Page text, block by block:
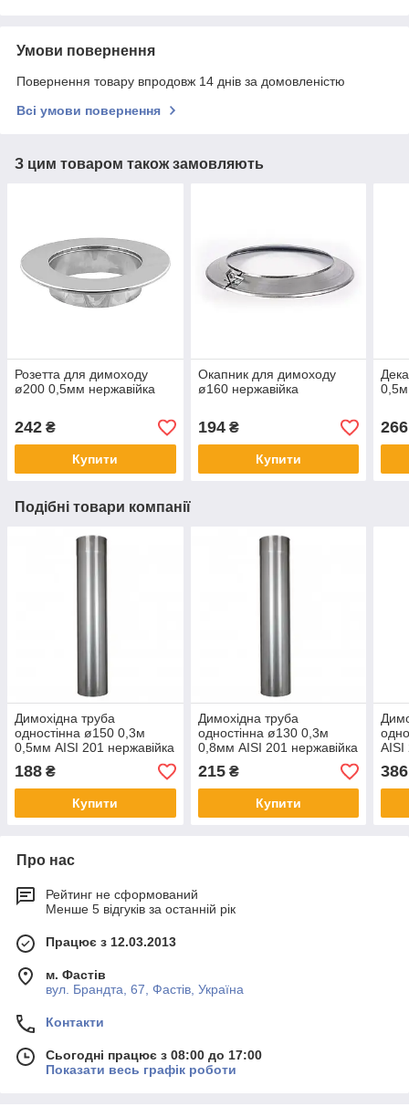
Умови повернення
Повернення товару впродовж 14 днів за домовленістю
Всі умови повернення
З цим товаром також замовляють
Розетта для димоходу
ø200 0,5мм нержавійка
242 ₴
Купити
Окапник для димоходу
ø160 нержавійка
194₴
Купити
266
Подібні товари компанії
Димохідна труба
одностінна ø150 0,3м
0,5мм AISI 201 нержавійка
188 ₴
Купити
Димохідна труба
одностінна ø130 0,3м
0,8мм AISI 201 нержавійка
215₴
Купити
AISI
386
Про нас
Рейтинг не сформований
Менше 5 відгуків за останній рік
Працює з 12.03.2013
м. Фастів
вул. Брандта, 67, Фастів, Україна
Контакти
Сьогодні працює з 08:00 до 17:00
Показати весь графік роботи